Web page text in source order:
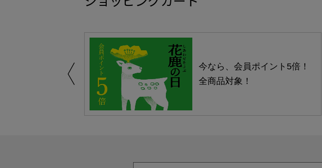
今なら、会員ポイント5倍！
全商品対象！